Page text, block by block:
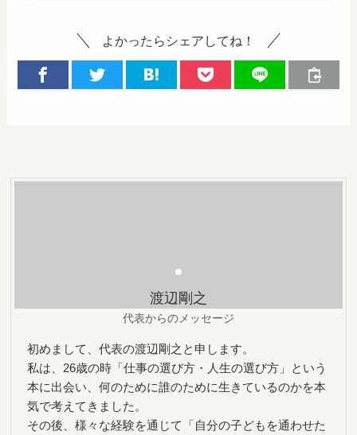
よかったらシェアしてね！
渡辺剛之
代表からのメッセージ
初めまして、代表の渡辺剛之と申します。
私は、26歳の時「仕事の選び方・人生の選び方」という
本に出会い、何のために誰のために生きているのかを本
気で考えてきました。
その後、様々な経験を通じて「自分の子どもを通わせた